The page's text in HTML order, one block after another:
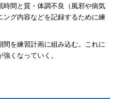
時間と質・体調不良（風邪や病気
ング内容などを記録するために練
間を練習計画に組み込む。これに
くなっていく。